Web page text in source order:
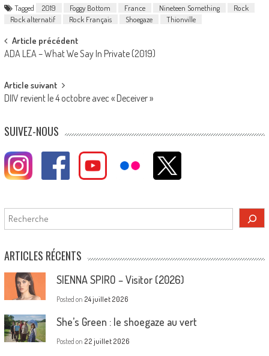
Tagged 2019 Foggy Bottom France Nineteen Something
Rock
Rock alternatif
Rock Français Shoegaze Thionville
Post
navigation
Article précédent
ADA LEA – What We Say In Private (2019)
Article suivant
DIIV revient le 4 octobre avec « Deceiver »
SUIVEZ-NOUS
Rechercher
ARTICLES RÉCENTS
SIENNA SPIRO – Visitor (2026)
Posted on 24 juillet 2026
She’s Green : le shoegaze au vert
Posted on 22 juillet 2026